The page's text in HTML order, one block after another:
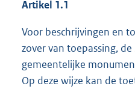
Artikel 1.1
Voor beschrijvingen en
zover van toepassing,
gemeentelijke
Op deze wijze kan de